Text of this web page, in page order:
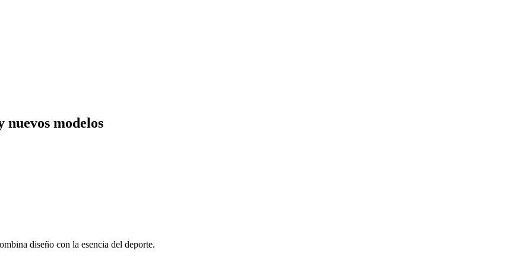
modelos
diseño con la esencia del deporte.